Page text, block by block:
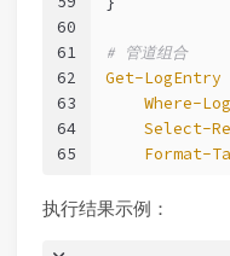
60
61
62
63
64
65
# 管道组合
Get-LogEntry
Where-
Select-
Format-
执行结果示例：